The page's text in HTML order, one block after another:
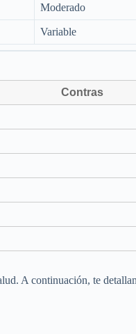
Moderado
Variable
Contras
A continuación, te